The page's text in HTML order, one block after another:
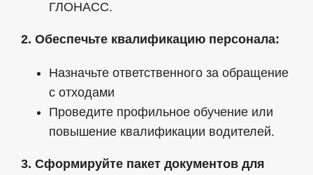
ГЛОНАСС.
2. Обеспечьте квалификацию персонала:
Назначьте ответственного за обращение
с отходами
Проведите профильное обучение или
повышение квалификации водителей.
3. Сформируйте пакет документов для